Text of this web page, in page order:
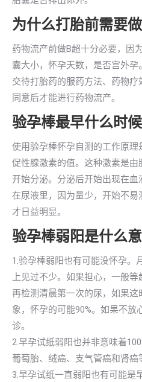
为什么打胎前需要
药物流产前做B超十分必要，因
囊大小，怀孕天数，是否宫外
交待打胎药的服药方法、药物
同意后才能进行药物流产。
验孕棒最早什么时
使用验孕棒怀孕自测的工作原理
促性腺激素的值。这种激素是
开始分泌。分泌后开始出现在
在尿液里，因为量少，开始不
才日益明显。
验孕棒弱阳是什么
1.验孕棒弱阳也有可能没怀孕。
上见过不少。如果担心，一般
再检测清晨第一次的尿，如果
象，怀孕的可能90%。如果不放
诊。
2.早孕试纸弱阳也并非意味着
葡萄胎、绒癌、支气管癌和肾癌
3.早孕试纸一直弱阳也有可能是